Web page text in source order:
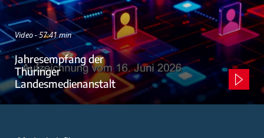
Video - 57:41 min
Jahresempfang der
Thüringer
Landesmedienanstalt